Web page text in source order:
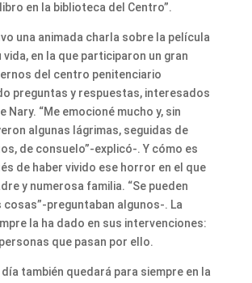
en la biblioteca del Centro”.
una animada charla sobre la película
vida, en la que participaron un gran
del centro penitenciario
preguntas y respuestas, interesados
Nary. “Me emocioné mucho y, sin
algunas lágrimas, seguidas de
de consuelo”-explicó-. Y cómo es
de haber vivido ese horror en el que
y numerosa familia. “Se pueden
preguntaban algunos-. La
la ha dado en sus intervenciones:
que pasan por ello.
también quedará para siempre en la